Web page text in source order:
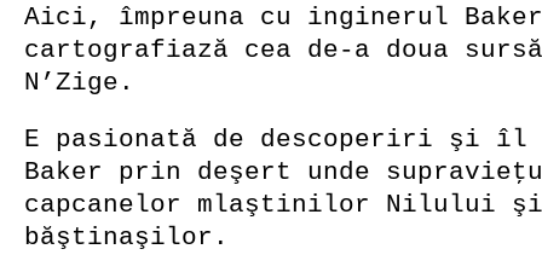
Aici, împreuna cu inginerul
cartografiază cea de-a doua
N’Zige.
E pasionată de descoperiri şi îl
Baker prin deşert unde
capcanelor mlaştinilor Nilului
băştinaşilor.